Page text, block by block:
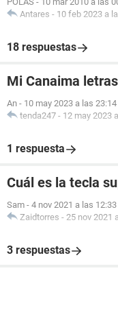
Antares - 10 feb 2023 a
18 respuestas
Mi Canaima
An - 10 may 2023 a las 23:14
tenda247 - 12 may 2023
1 respuesta
Cuál es la tecla
Sam - 4 nov 2021 a las 12:33
Zaidtorres - 25 nov 2021
3 respuestas